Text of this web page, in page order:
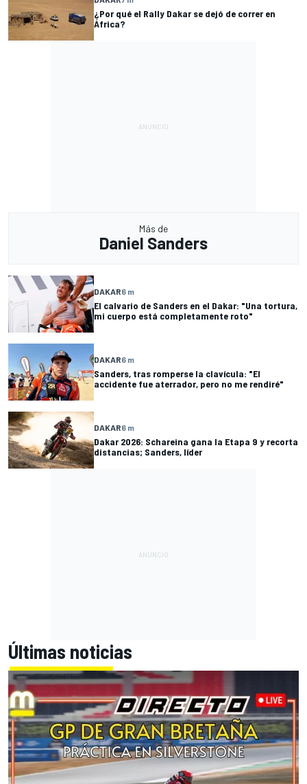
¿Por qué el Rally Dakar se dejó de correr en
África?
Más de
Daniel Sanders
DAKAR6 m
El calvario de Sanders en el Dakar: "Una tortura,
mi cuerpo está completamente roto"
DAKAR6 m
Sanders, tras romperse la clavícula: "El
accidente fue aterrador, pero no me rendiré"
DAKAR6 m
Dakar 2026: Schareina gana la Etapa 9 y recorta
distancias; Sanders, líder
Últimas noticias